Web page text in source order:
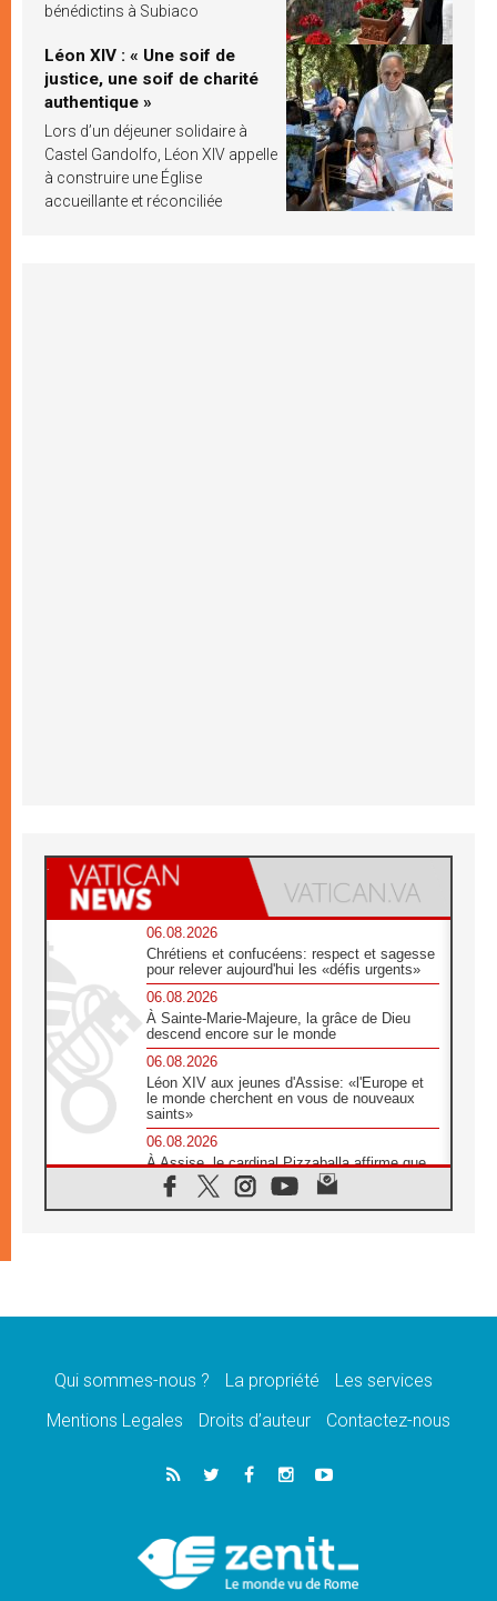
bénédictins à Subiaco
Léon XIV : « Une soif de
justice, une soif de charité
authentique »
Lors d’un déjeuner solidaire à
Castel Gandolfo, Léon XIV appelle
à construire une Église
accueillante et réconciliée
06.08.2026
Chrétiens et confucéens: respect et sagesse
pour relever aujourd'hui les «défis urgents»
06.08.2026
À Sainte-Marie-Majeure, la grâce de Dieu
descend encore sur le monde
06.08.2026
Léon XIV aux jeunes d'Assise: «l'Europe et
le monde cherchent en vous de nouveaux
saints»
06.08.2026
À Assise, le cardinal Pizzaballa affirme que
«les chrétiens veulent la paix»
06.08.2026
message de paix et de dignité humaine»
«La visite du Pape en Uruguay renforcera
l'espérance» affirme Mgr Tróccoli
05.08.2026
Le nonce en Ukraine: «Il est inquiétant
Léon XIV au Pérou, une lueur d'espoir pour
un peuple en quête de paix
Qui sommes-nous ? La propriété
Les services
Mentions Legales
Droits d’auteur Contactez-nous